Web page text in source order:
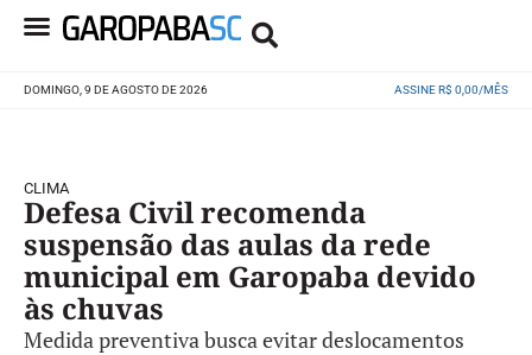
DOMINGO, 9 DE AGOSTO DE 2026 ASSINE R$ 0,00/MÊS
CLIMA
Defesa Civil recomenda
suspensão das aulas da rede
municipal em Garopaba devido
às chuvas
Medida preventiva busca evitar deslocamentos